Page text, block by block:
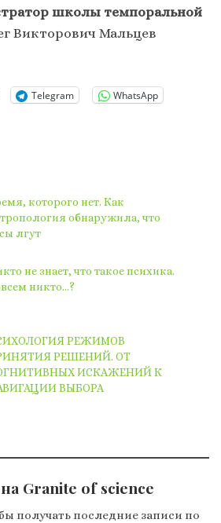
школы темпоральной
Викторович Мальцев
Telegram WhatsApp
которого нет. Как
обнаружила, что
лгут
не знает, что такое психика.
никто…?
РЕЖИМОВ
РЕШЕНИЙ. ОТ
ИСКАЖЕНИЙ К
ВЫБОРА
Granite of science
получать последние записи по